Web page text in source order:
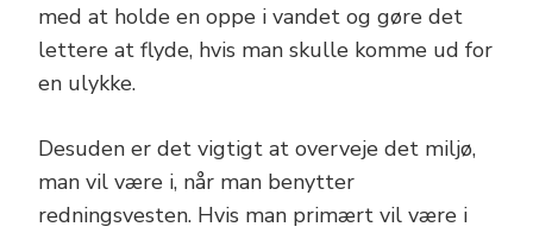
med at holde en oppe i vandet og gøre det
lettere at flyde, hvis man skulle komme ud for
en ulykke.
Desuden er det vigtigt at overveje det miljø,
man vil være i, når man benytter
redningsvesten. Hvis man primært vil være i